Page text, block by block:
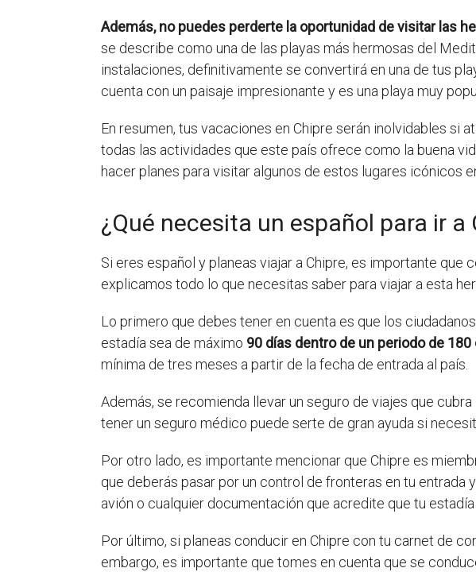
Además, no puedes perderte la oportunidad de visitar las
se describe como una de las playas más hermosas del
instalaciones, definitivamente se convertirá en una de tus
cuenta con un paisaje impresionante y es una playa muy
En resumen, tus vacaciones en Chipre serán inolvidables si
todas las actividades que este país ofrece como la buena
hacer planes para visitar algunos de estos lugares icónicos
¿Qué necesita un español para ir a
Si eres español y planeas viajar a Chipre, es importante
explicamos todo lo que necesitas saber para viajar a esta
Lo primero que debes tener en cuenta es que los
estadía sea de máximo 90 días dentro de un periodo de 180
mínima de tres meses a partir de la fecha de entrada al país.
Además, se recomienda llevar un seguro de viajes que
tener un seguro médico puede serte de gran ayuda si
Por otro lado, es importante mencionar que Chipre es
que deberás pasar por un control de fronteras en tu entrada
avión o cualquier documentación que acredite que tu
Por último, si planeas conducir en Chipre con tu carnet de
embargo, es importante que tomes en cuenta que se